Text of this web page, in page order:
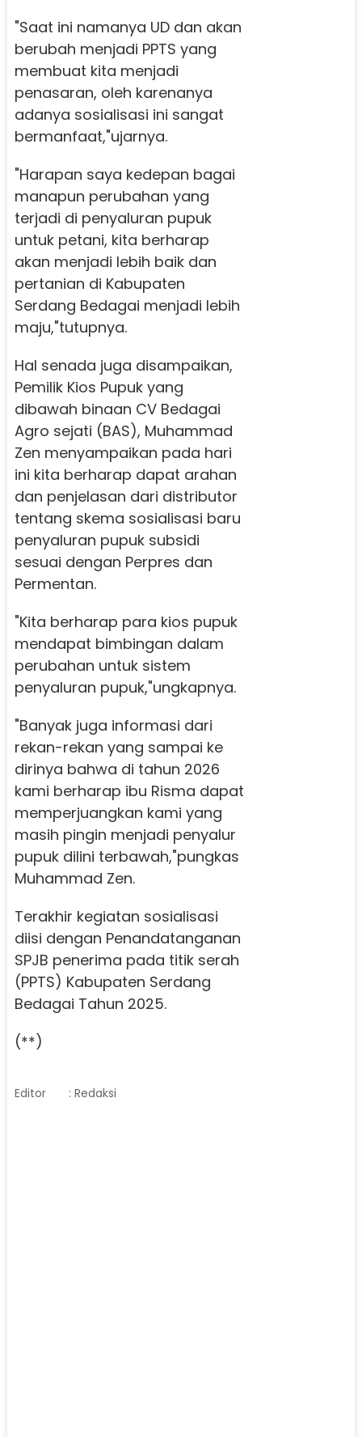
"Saat ini namanya UD dan akan
berubah menjadi PPTS yang
membuat kita menjadi
penasaran, oleh karenanya
adanya sosialisasi ini sangat
bermanfaat,"ujarnya.
"Harapan saya kedepan bagai
manapun perubahan yang
terjadi di penyaluran pupuk
untuk petani, kita berharap
akan menjadi lebih baik dan
pertanian di Kabupaten
Serdang Bedagai menjadi lebih
maju,"tutupnya.
Hal senada juga disampaikan,
Pemilik Kios Pupuk yang
dibawah binaan CV Bedagai
Agro sejati (BAS), Muhammad
Zen menyampaikan pada hari
ini kita berharap dapat arahan
dan penjelasan dari distributor
tentang skema sosialisasi baru
penyaluran pupuk subsidi
sesuai dengan Perpres dan
Permentan.
"Kita berharap para kios pupuk
mendapat bimbingan dalam
perubahan untuk sistem
penyaluran pupuk,"ungkapnya.
"Banyak juga informasi dari
rekan-rekan yang sampai ke
dirinya bahwa di tahun 2026
kami berharap ibu Risma dapat
memperjuangkan kami yang
masih pingin menjadi penyalur
pupuk dilini terbawah,"pungkas
Muhammad Zen.
Terakhir kegiatan sosialisasi
diisi dengan Penandatanganan
SPJB penerima pada titik serah
(PPTS) Kabupaten Serdang
Bedagai Tahun 2025.
(**)
Editor : Redaksi